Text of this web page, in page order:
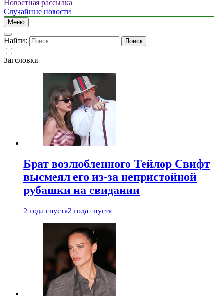
Новостная рассылка
Случайные новости
Меню
Найти:
Заголовки
Брат возлюбленного Тейлор Свифт
высмеял его из-за непристойной
рубашки на свидании
2 года спустя2 года спустя